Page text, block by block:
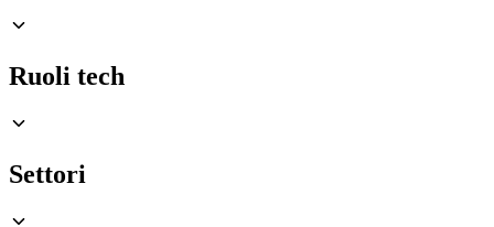
Ruoli tech
Settori